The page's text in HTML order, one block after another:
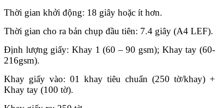
Thời gian khởi động: 18 giây hoặc ít hơn.
Thời gian cho ra bản chụp đầu tiên: 7.4 giây (A4 LEF).
Định lượng giấy: Khay 1 (60 – 90 gsm); Khay tay (60-
216gsm).
Khay giấy vào: 01 khay tiêu chuẩn (250 tờ/khay) +
Khay tay (100 tờ).